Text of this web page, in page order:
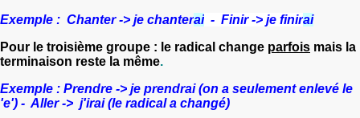
Exemple : Chanter -> je chanterai - Finir -> je finirai
Pour le troisième groupe : le radical change parfois mais la
terminaison reste la même.
Exemple : Prendre -> je prendrai (on a seulement enlevé le
'e') - Aller -> j'irai (le radical a changé)